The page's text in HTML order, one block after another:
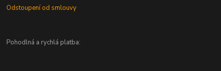
Odstoupení od smlouvy
Pohodlná a rychlá platba: